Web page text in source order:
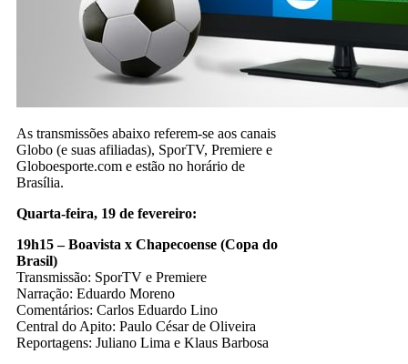
As transmissões abaixo referem-se aos canais
Globo (e suas afiliadas), SporTV, Premiere e
Globoesporte.com e estão no horário de
Brasília.
Quarta-feira, 19 de fevereiro:
19h15 – Boavista x Chapecoense (Copa do
Brasil)
Transmissão: SporTV e Premiere
Narração: Eduardo Moreno
Comentários: Carlos Eduardo Lino
Central do Apito: Paulo César de Oliveira
Reportagens: Juliano Lima e Klaus Barbosa